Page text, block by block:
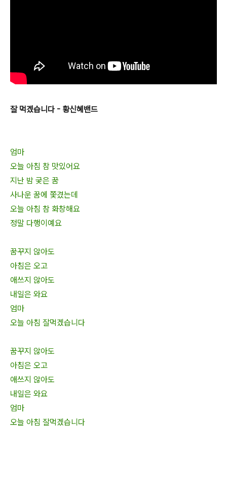
잘 먹겠습니다 - 황신혜밴드
엄마
오늘 아침 참 맛있어요
지난 밤 궂은 꿈
사나운 꿈에 쫓겼는데
오늘 아침 참 화창해요
정말 다행이예요
꿈꾸지 않아도
아침은 오고
애쓰지 않아도
내일은 와요
엄마
오늘 아침 잘먹겠습니다
꿈꾸지 않아도
아침은 오고
애쓰지 않아도
내일은 와요
엄마
오늘 아침 잘먹겠습니다